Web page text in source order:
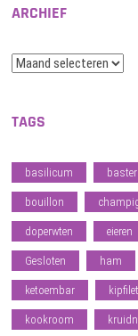
ARCHIEF
Archief
TAGS
basilicum
bouillon
doperwten eieren
Gesloten ham
ketoembar kipfilet
kookroom